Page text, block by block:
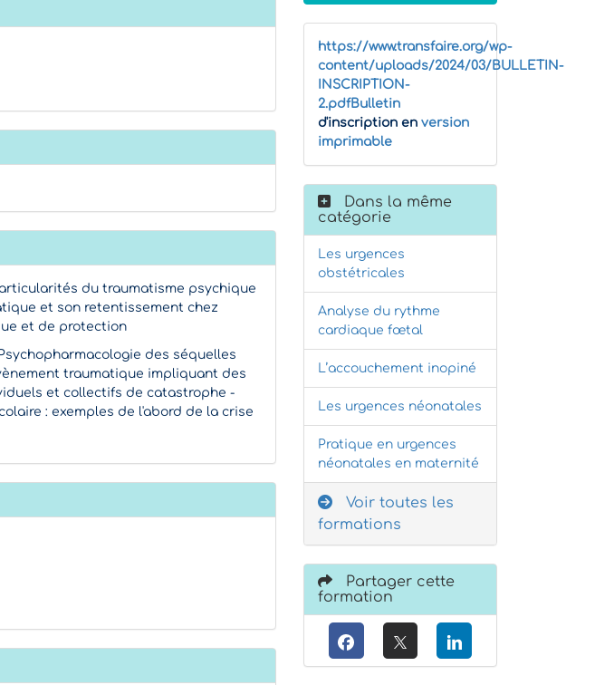
du traumatisme psychique
et son retentissement chez
et de protection
des séquelles
traumatique impliquant des
et collectifs de catastrophe -
: exemples de l'abord de la crise
https://www.transfaire.org/wp-
content/uploads/2024/03/BULLETIN-
INSCRIPTION-
2.pdfBulletin
d'inscription en version
imprimable
Dans la même
catégorie
Les urgences
obstétricales
Analyse du rythme
cardiaque fœtal
L’accouchement inopiné
Les urgences néonatales
Pratique en urgences
néonatales en maternité
Voir toutes les
formations
Partager cette
formation